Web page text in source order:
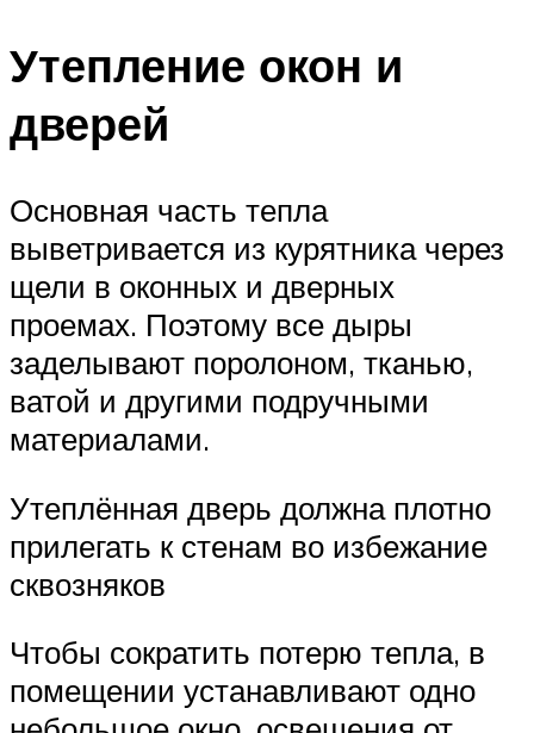
Утепление окон и
дверей
Основная часть тепла
выветривается из курятника через
щели в оконных и дверных
проемах. Поэтому все дыры
заделывают поролоном, тканью,
ватой и другими подручными
материалами.
Утеплённая дверь должна плотно
прилегать к стенам во избежание
сквозняков
Чтобы сократить потерю тепла, в
помещении устанавливают одно